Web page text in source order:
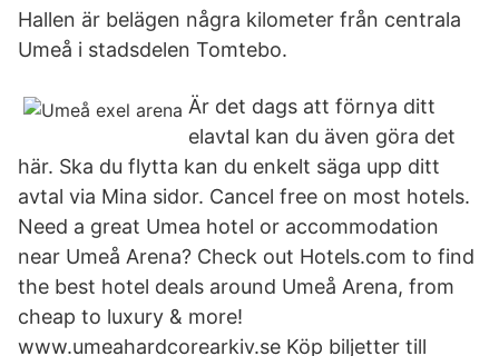
Hallen är belägen några kilometer från centrala
Umeå i stadsdelen Tomtebo.
Är det dags att förnya ditt
elavtal kan du även göra det
här. Ska du flytta kan du enkelt säga upp ditt
avtal via Mina sidor. Cancel free on most hotels.
Need a great Umea hotel or accommodation
near Umeå Arena? Check out Hotels.com to find
the best hotel deals around Umeå Arena, from
cheap to luxury & more!
www.umeahardcorearkiv.se Köp biljetter till